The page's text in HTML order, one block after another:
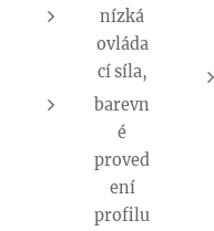
nízká
ovláda
cí síla,
barevn
é
proved
ení
profilu